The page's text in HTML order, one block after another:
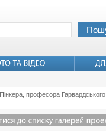
професора Гарвардського